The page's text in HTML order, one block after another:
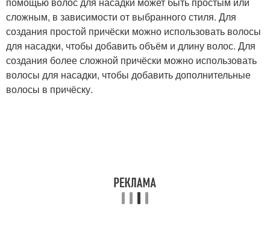
сложным, в зависимости от выбранного стиля. Для
создания простой причёски можно использовать волосы
для насадки, чтобы добавить объём и длину волос. Для
создания более сложной причёски можно использовать
волосы для насадки, чтобы добавить дополнительные
волосы в причёску.